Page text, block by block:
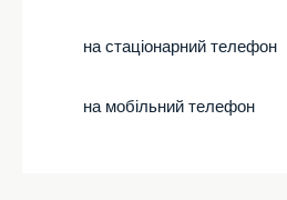
на стаціонарний телефон
на мобільний телефон